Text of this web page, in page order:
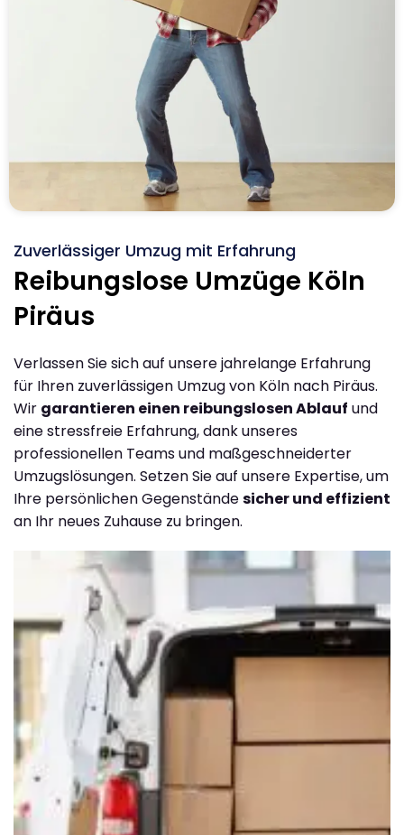
Zuverlässiger Umzug mit Erfahrung
Reibungslose Umzüge Köln
Piräus
Verlassen Sie sich auf unsere jahrelange Erfahrung
für Ihren zuverlässigen Umzug von Köln nach Piräus.
Wir garantieren einen reibungslosen Ablauf und
eine stressfreie Erfahrung, dank unseres
professionellen Teams und maßgeschneiderter
Umzugslösungen. Setzen Sie auf unsere Expertise, um
Ihre persönlichen Gegenständesicher und effizient
an Ihr neues Zuhause zu bringen.